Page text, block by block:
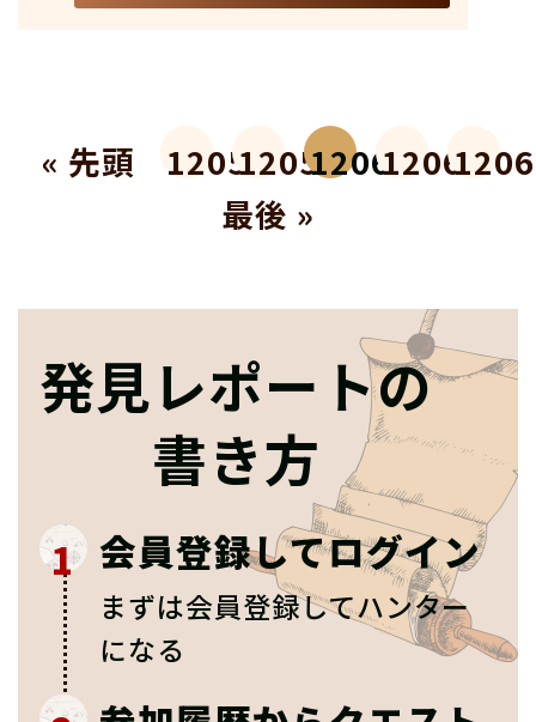
« 先頭 12058120591206012061
最後 »
発見レポートの
書き方
1 会員登録してログイン
まずは会員登録してハンター
になる